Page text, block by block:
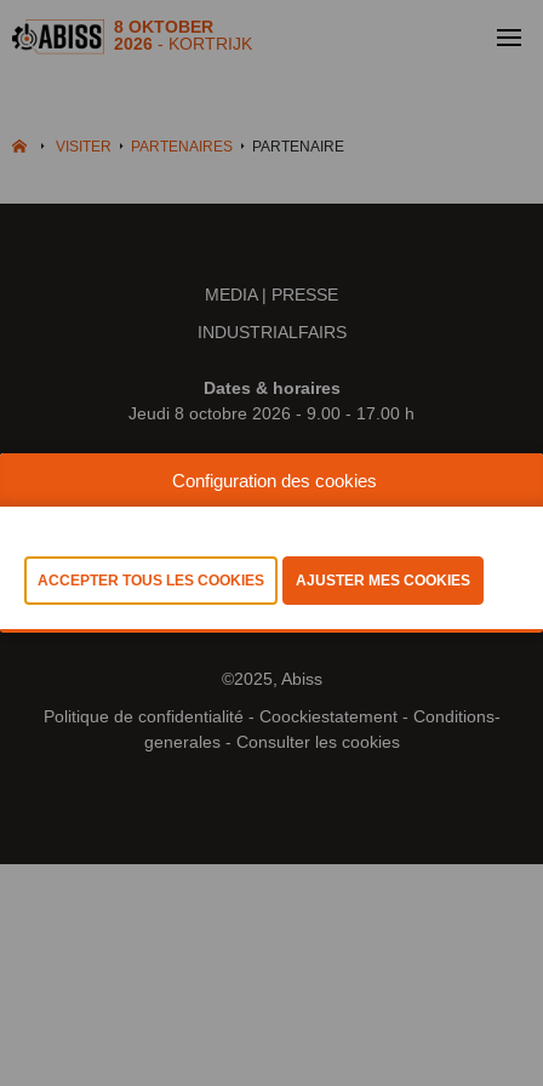
8 OKTOBER
2026- KORTRIJK
VISITER PARTENAIRES PARTENAIRE
MEDIA | PRESSE
INDUSTRIALFAIRS
Dates & horaires
Jeudi 8 octobre 2026 - 9.00 - 17.00 h
Kortrijk Xpo
©2025, Abiss
Politique de confidentialité - Coockiestatement- Conditions-
generales- Consulter les cookies
Configuration des cookies